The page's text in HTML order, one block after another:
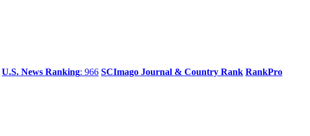
U.S. News Ranking: 966 SCImago Journal & Country Rank RankPro